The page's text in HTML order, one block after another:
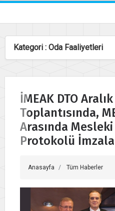
İMEAK DTO
Toplantısında,
Arasında
Protokolü
Anasayfa Tüm Haberler